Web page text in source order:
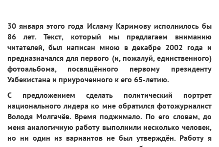
30 января этого года Исламу Каримову исполнилось бы
86 лет. Текст, который мы предлагаем вниманию
читателей, был написан мною в декабре 2002 года и
предназначался для первого (и, пожалуй, единственного)
фотоальбома, посвящённого первому президенту
Узбекистана и приуроченного к его 65-летию.
С предложением сделать политический портрет
национального лидера ко мне обратился фотожурналист
Володя Молгачёв. Время поджимало. По его словам, до
меня аналогичную работу выполнили несколько человек,
но ни один из вариантов не был утверждён. Работу я